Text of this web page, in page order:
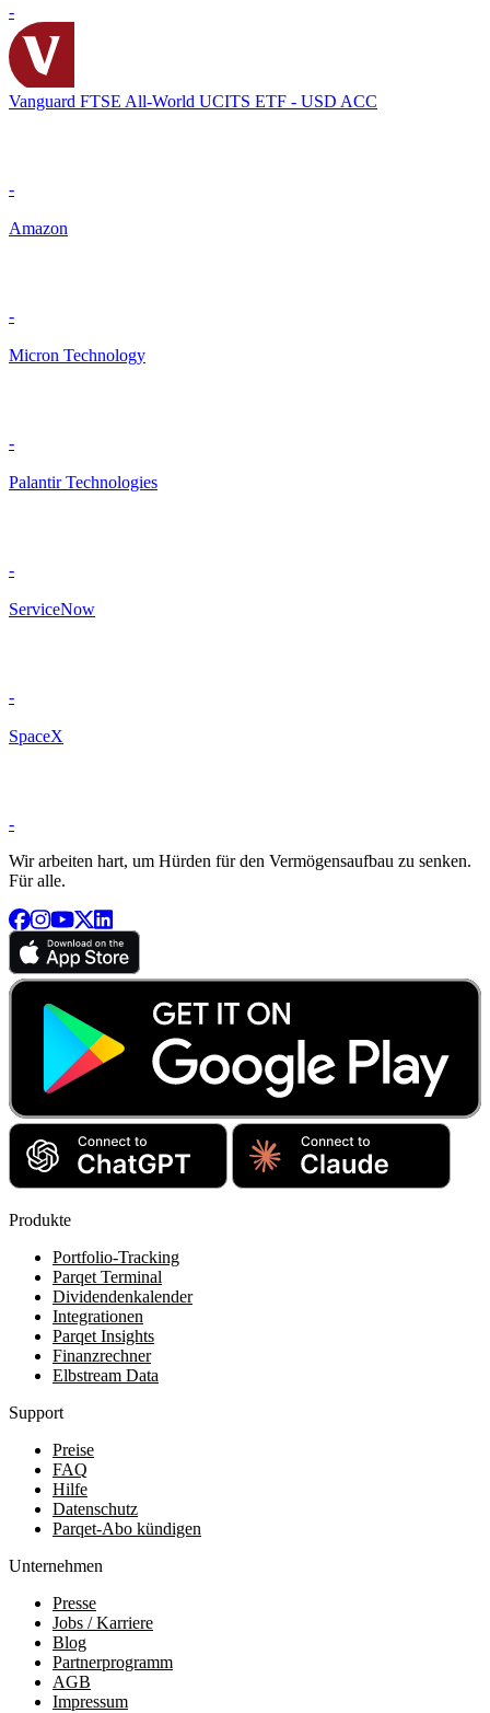
-
Vanguard FTSE All-World UCITS ETF - USD ACC
-
Amazon
-
Micron Technology
-
Palantir Technologies
-
ServiceNow
-
SpaceX
-
Wir arbeiten hart, um Hürden für den Vermögensaufbau zu senken.
Für alle.
Produkte
Portfolio-Tracking
Parqet Terminal
Dividendenkalender
Integrationen
Parqet Insights
Finanzrechner
Elbstream Data
Support
Preise
FAQ
Hilfe
Datenschutz
Parqet-Abo kündigen
Unternehmen
Presse
Jobs / Karriere
Blog
Partnerprogramm
AGB
Impressum